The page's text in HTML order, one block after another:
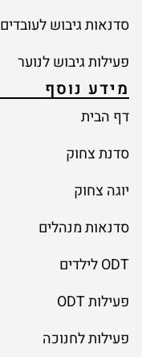
סדנאות גיבוש
פעילות גיבוש לנוער
מידע נוסף
דף הבית
סדנת צחוק
יוגה צחוק
סדנאות מנהלים
ODT לילדים
פעילות ODT
פעילות לחנוכה